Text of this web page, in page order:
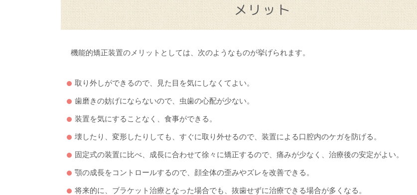
メリット
機能的矯正装置のメリットとしては、次のようなものが挙げられます。
取り外しができるので、見た目を気にしなくてよい。
歯磨きの妨げにならないので、虫歯の心配が少ない。
装置を気にすることなく、食事ができる。
壊したり、変形したりしても、すぐに取り外せるので、装置による口腔内のケガを防げる。
固定式の装置に比べ、成長に合わせて徐々に矯正するので、痛みが少なく、治療後の安定がよい。
顎の成長をコントロールするので、顔全体の歪みやズレを改善できる。
将来的に、ブラケット治療となった場合でも、抜歯せずに治療できる場合が多くなる。